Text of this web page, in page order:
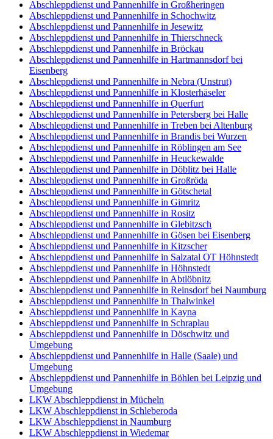
Abschleppdienst und Pannenhilfe in Großheringen
Abschleppdienst und Pannenhilfe in Schochwitz
Abschleppdienst und Pannenhilfe in Jesewitz
Abschleppdienst und Pannenhilfe in Thierschneck
Abschleppdienst und Pannenhilfe in Bröckau
Abschleppdienst und Pannenhilfe in Hartmannsdorf bei
Eisenberg
Abschleppdienst und Pannenhilfe in Nebra (Unstrut)
Abschleppdienst und Pannenhilfe in Klosterhäseler
Abschleppdienst und Pannenhilfe in Querfurt
Abschleppdienst und Pannenhilfe in Petersberg bei Halle
Abschleppdienst und Pannenhilfe in Treben bei Altenburg
Abschleppdienst und Pannenhilfe in Brandis bei Wurzen
Abschleppdienst und Pannenhilfe in Röblingen am See
Abschleppdienst und Pannenhilfe in Heuckewalde
Abschleppdienst und Pannenhilfe in Döblitz bei Halle
Abschleppdienst und Pannenhilfe in Großröda
Abschleppdienst und Pannenhilfe in Götschetal
Abschleppdienst und Pannenhilfe in Gimritz
Abschleppdienst und Pannenhilfe in Rositz
Abschleppdienst und Pannenhilfe in Glebitzsch
Abschleppdienst und Pannenhilfe in Gösen bei Eisenberg
Abschleppdienst und Pannenhilfe in Kitzscher
Abschleppdienst und Pannenhilfe in Salzatal OT Höhnstedt
Abschleppdienst und Pannenhilfe in Höhnstedt
Abschleppdienst und Pannenhilfe in Abtlöbnitz
Abschleppdienst und Pannenhilfe in Reinsdorf bei Naumburg
Abschleppdienst und Pannenhilfe in Thalwinkel
Abschleppdienst und Pannenhilfe in Kayna
Abschleppdienst und Pannenhilfe in Schraplau
Abschleppdienst und Pannenhilfe in Döschwitz und
Umgebung
Abschleppdienst und Pannenhilfe in Halle (Saale) und
Umgebung
Abschleppdienst und Pannenhilfe in Böhlen bei Leipzig und
Umgebung
LKW Abschleppdienst in Mücheln
LKW Abschleppdienst in Schleberoda
LKW Abschleppdienst in Naumburg
LKW Abschleppdienst in Wiedemar